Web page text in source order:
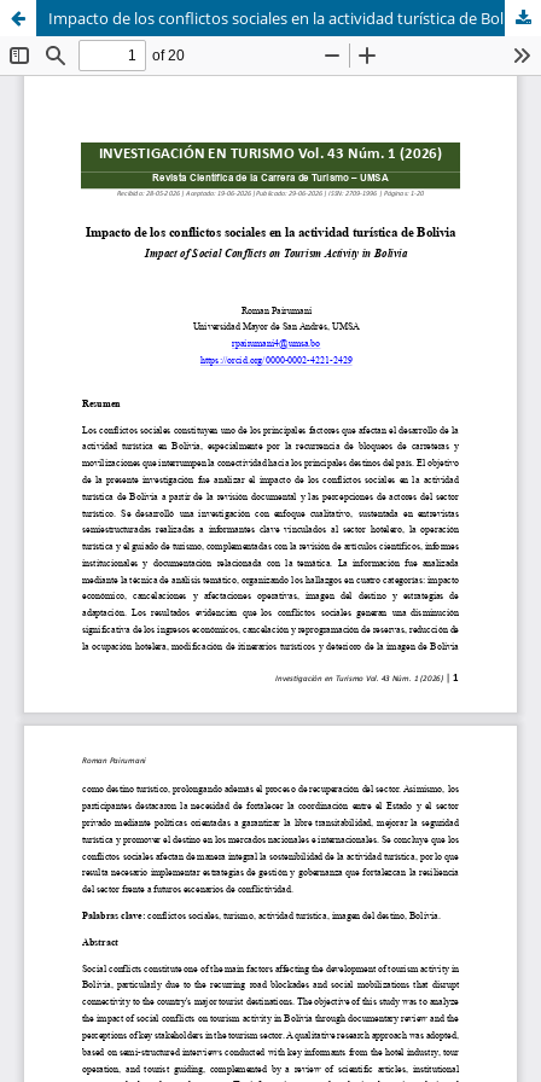
Impacto de los conflictos sociales en la actividad turística de Bolivia